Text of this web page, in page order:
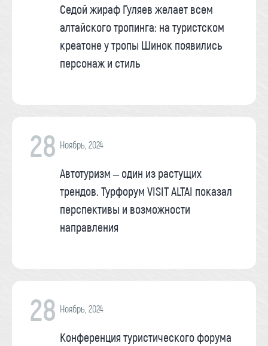
Седой жираф Гуляев желает всем
алтайского тропинга: на туристском
креатоне у тропы Шинок появились
персонаж и стиль
28 Ноябрь, 2024
Автотуризм – один из растущих
трендов. Турфорум VISIT ALTAI показал
перспективы и возможности
направления
28 Ноябрь, 2024
Конференция туристического форума